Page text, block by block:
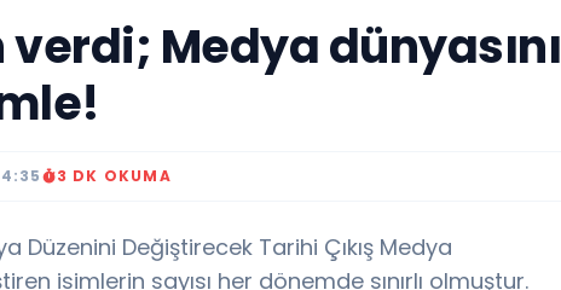
verdi; Medya dünyasını
3 DK OKUMA
Düzenini Değiştirecek Tarihi Çıkış Medya
isimlerin sayısı her dönemde sınırlı olmuştur.